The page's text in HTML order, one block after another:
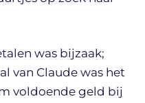
was bijzaak;
van Claude was het
voldoende geld bij